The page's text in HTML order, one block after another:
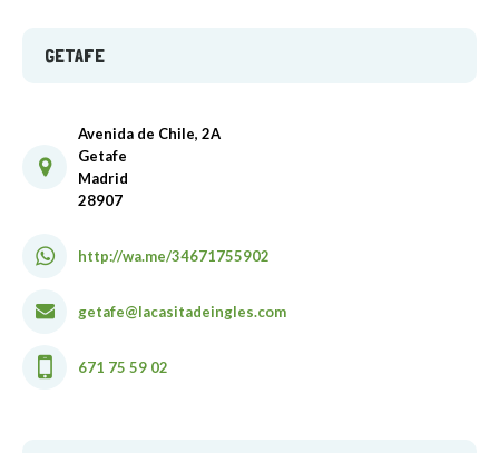
GETAFE
Avenida de Chile, 2A
Getafe
Madrid
28907
http://wa.me/34671755902
getafe@lacasitadeingles.com
671 75 59 02